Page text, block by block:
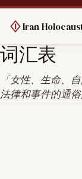
Iran
词汇表
「女性、生命、
法律和事件的通俗